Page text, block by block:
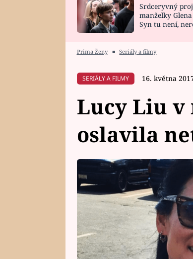
HOROSKOP NA
VAŘENÍ
Srdceryvný
manželky
Syn tu není,
Prima Ženy ■ Seriály a filmy
SERIÁLY A FILMY 16. května
Lucy Liu v
oslavila